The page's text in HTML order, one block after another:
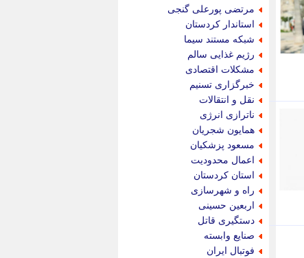
مرتضی پورعلی گنجی
استاندار کردستان
شبکه مستند سیما
رژیم غذایی سالم
مشکلات اقتصادی
خبرگزاری تسنیم
نقل و انتقالات
ناترازی انرژی
همایون شجریان
مسعود پزشکیان
اعمال محدودیت
استان کردستان
راه و شهرسازی
اربعین حسینی
دستگیری قاتل
صنایع وابسته
فوتبال ایران